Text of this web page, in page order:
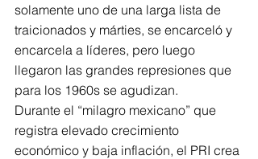
solamente uno de una larga lista de
traicionados y márties, se encarceló y
encarcela a líderes, pero luego
llegaron las grandes represiones que
para los 1960s se agudizan.
Durante el “milagro mexicano” que
registra elevado crecimiento
económico y baja inflación, el PRI crea